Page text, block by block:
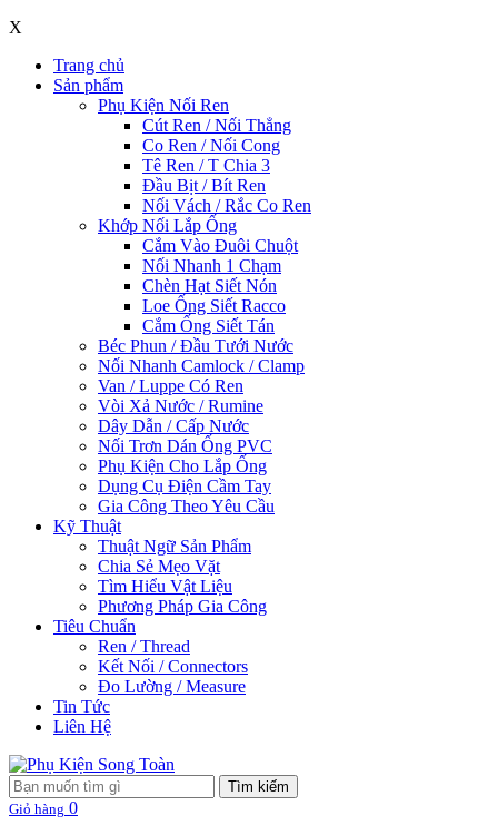
X
Trang chủ
Sản phẩm
Phụ Kiện Nối Ren
Cút Ren / Nối Thẳng
Co Ren / Nối Cong
Tê Ren / T Chia 3
Đầu Bịt / Bít Ren
Nối Vách / Rắc Co Ren
Khớp Nối Lắp Ống
Cắm Vào Đuôi Chuột
Nối Nhanh 1 Chạm
Chèn Hạt Siết Nón
Loe Ống Siết Racco
Cắm Ống Siết Tán
Béc Phun / Đầu Tưới Nước
Nối Nhanh Camlock / Clamp
Van / Luppe Có Ren
Vòi Xả Nước / Rumine
Dây Dẫn / Cấp Nước
Nối Trơn Dán Ống PVC
Phụ Kiện Cho Lắp Ống
Dụng Cụ Điện Cầm Tay
Gia Công Theo Yêu Cầu
Kỹ Thuật
Thuật Ngữ Sản Phẩm
Chia Sẻ Mẹo Vặt
Tìm Hiểu Vật Liệu
Phương Pháp Gia Công
Tiêu Chuẩn
Ren / Thread
Kết Nối / Connectors
Đo Lường / Measure
Tin Tức
Liên Hệ
Tìm kiếm
Giỏ hàng 0